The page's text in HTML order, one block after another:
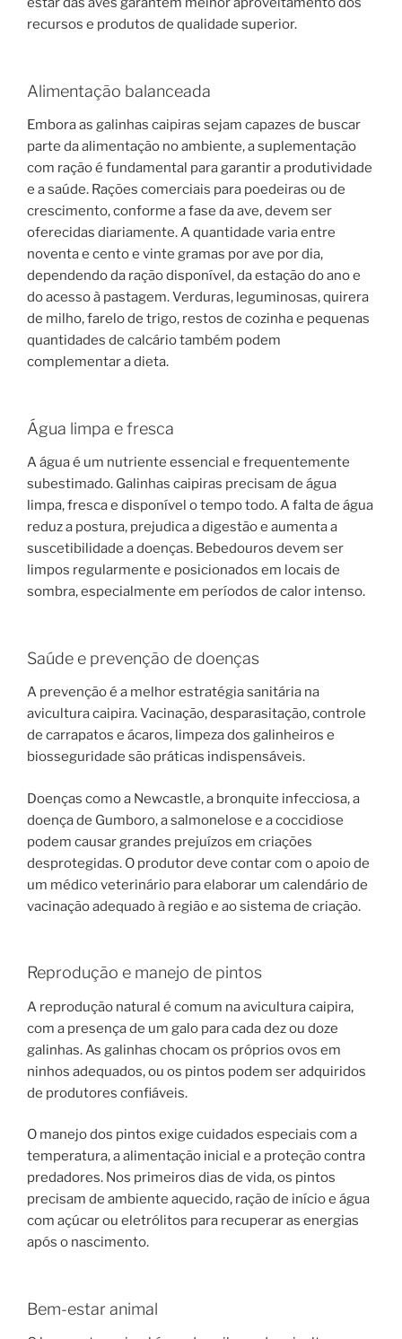
recursos e produtos de qualidade superior.
Alimentação balanceada
Embora as galinhas caipiras sejam capazes de buscar
parte da alimentação no ambiente, a suplementação
com ração é fundamental para garantir a produtividade
e a saúde. Rações comerciais para poedeiras ou de
crescimento, conforme a fase da ave, devem ser
oferecidas diariamente. A quantidade varia entre
noventa e cento e vinte gramas por ave por dia,
dependendo da ração disponível, da estação do ano e
do acesso à pastagem. Verduras, leguminosas, quirera
de milho, farelo de trigo, restos de cozinha e pequenas
quantidades de calcário também podem
complementar a dieta.
Água limpa e fresca
A água é um nutriente essencial e frequentemente
subestimado. Galinhas caipiras precisam de água
limpa, fresca e disponível o tempo todo. A falta de água
reduz a postura, prejudica a digestão e aumenta a
suscetibilidade a doenças. Bebedouros devem ser
limpos regularmente e posicionados em locais de
sombra, especialmente em períodos de calor intenso.
Saúde e prevenção de doenças
A prevenção é a melhor estratégia sanitária na
avicultura caipira. Vacinação, desparasitação, controle
de carrapatos e ácaros, limpeza dos galinheiros e
biosseguridade são práticas indispensáveis.
Doenças como a Newcastle, a bronquite infecciosa, a
doença de Gumboro, a salmonelose e a coccidiose
podem causar grandes prejuízos em criações
desprotegidas. O produtor deve contar com o apoio de
um médico veterinário para elaborar um calendário de
vacinação adequado à região e ao sistema de criação.
Reprodução e manejo de pintos
A reprodução natural é comum na avicultura caipira,
com a presença de um galo para cada dez ou doze
galinhas. As galinhas chocam os próprios ovos em
ninhos adequados, ou os pintos podem ser adquiridos
de produtores confiáveis.
O manejo dos pintos exige cuidados especiais com a
temperatura, a alimentação inicial e a proteção contra
predadores. Nos primeiros dias de vida, os pintos
precisam de ambiente aquecido, ração de início e água
com açúcar ou eletrólitos para recuperar as energias
após o nascimento.
Bem-estar animal